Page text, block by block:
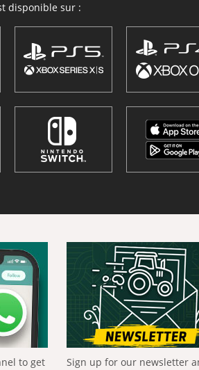
disponible sur :
to get
Sign up for our newsletter